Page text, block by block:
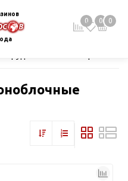
0 0 0